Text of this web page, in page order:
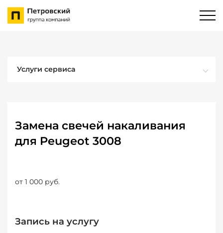
Услуги сервиса
Замена свечей накаливания
для Peugeot 3008
от 1 000 руб.
Запись на услугу